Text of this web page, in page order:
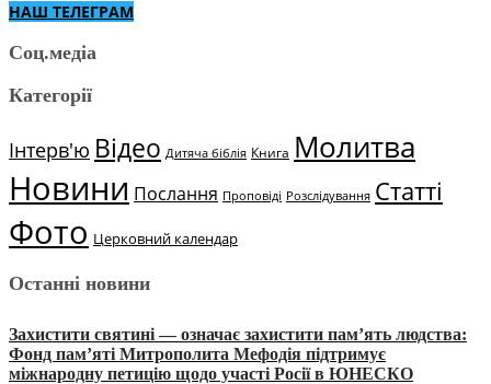
НАШ ТЕЛЕГРАМ
Соц.медіа
Категорії
Інтерв'ю Відео Дитяча біблія Книга Молитва
Новини Послання Проповіді Розслідування Статті
Фото Церковний календар
Останні новини
Захистити святині — означає захистити пам’ять людства:
Фонд пам’яті Митрополита Мефодія підтримує
міжнародну петицію щодо участі Росії в ЮНЕСКО